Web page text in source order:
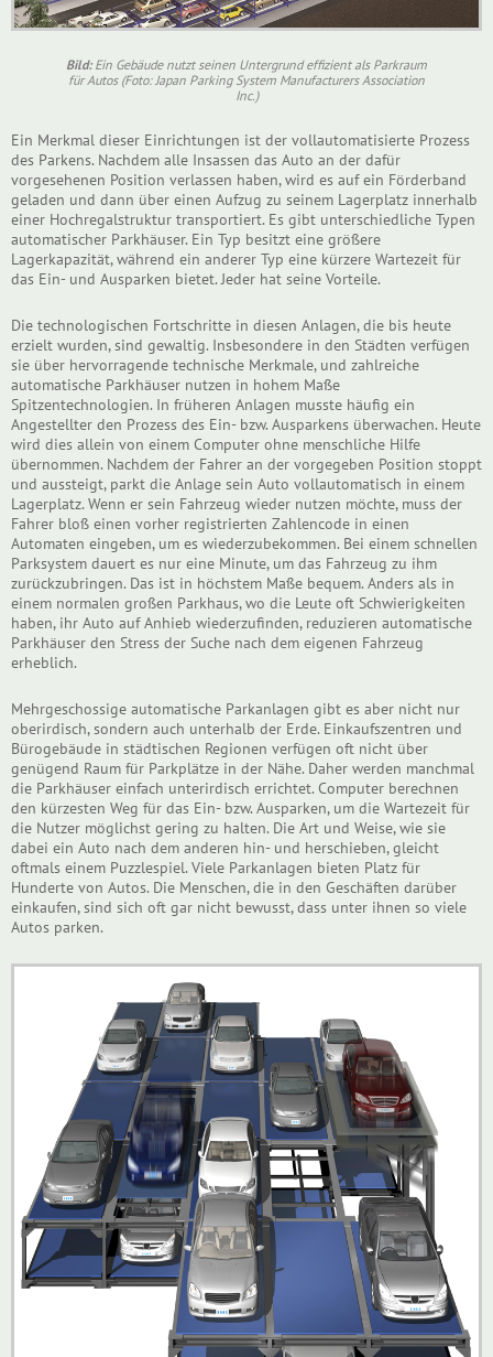
Bild:Ein Gebäude nutzt seinen Untergrund effizient als Parkraum
für Autos (Foto: Japan Parking System Manufacturers Association
Inc.)
Ein Merkmal dieser Einrichtungen ist der vollautomatisierte Prozess
des Parkens. Nachdem alle Insassen das Auto an der dafür
vorgesehenen Position verlassen haben, wird es auf ein Förderband
geladen und dann über einen Aufzug zu seinem Lagerplatz innerhalb
einer Hochregalstruktur transportiert. Es gibt unterschiedliche Typen
automatischer Parkhäuser. Ein Typ besitzt eine größere
Lagerkapazität, während ein anderer Typ eine kürzere Wartezeit für
das Ein- und Ausparken bietet. Jeder hat seine Vorteile.
Die technologischen Fortschritte in diesen Anlagen, die bis heute
erzielt wurden, sind gewaltig. Insbesondere in den Städten verfügen
sie über hervorragende technische Merkmale, und zahlreiche
automatische Parkhäuser nutzen in hohem Maße
Spitzentechnologien. In früheren Anlagen musste häufig ein
Angestellter den Prozess des Ein- bzw. Ausparkens überwachen. Heute
wird dies allein von einem Computer ohne menschliche Hilfe
übernommen. Nachdem der Fahrer an der vorgegeben Position stoppt
und aussteigt, parkt die Anlage sein Auto vollautomatisch in einem
Lagerplatz. Wenn er sein Fahrzeug wieder nutzen möchte, muss der
Fahrer bloß einen vorher registrierten Zahlencode in einen
Automaten eingeben, um es wiederzubekommen. Bei einem schnellen
Parksystem dauert es nur eine Minute, um das Fahrzeug zu ihm
zurückzubringen. Das ist in höchstem Maße bequem. Anders als in
einem normalen großen Parkhaus, wo die Leute oft Schwierigkeiten
haben, ihr Auto auf Anhieb wiederzufinden, reduzieren automatische
Parkhäuser den Stress der Suche nach dem eigenen Fahrzeug
erheblich.
Mehrgeschossige automatische Parkanlagen gibt es aber nicht nur
oberirdisch, sondern auch unterhalb der Erde. Einkaufszentren und
Bürogebäude in städtischen Regionen verfügen oft nicht über
genügend Raum für Parkplätze in der Nähe. Daher werden manchmal
die Parkhäuser einfach unterirdisch errichtet. Computer berechnen
den kürzesten Weg für das Ein- bzw. Ausparken, um die Wartezeit für
die Nutzer möglichst gering zu halten. Die Art und Weise, wie sie
dabei ein Auto nach dem anderen hin- und herschieben, gleicht
oftmals einem Puzzlespiel. Viele Parkanlagen bieten Platz für
Hunderte von Autos. Die Menschen, die in den Geschäften darüber
einkaufen, sind sich oft gar nicht bewusst, dass unter ihnen so viele
Autos parken.